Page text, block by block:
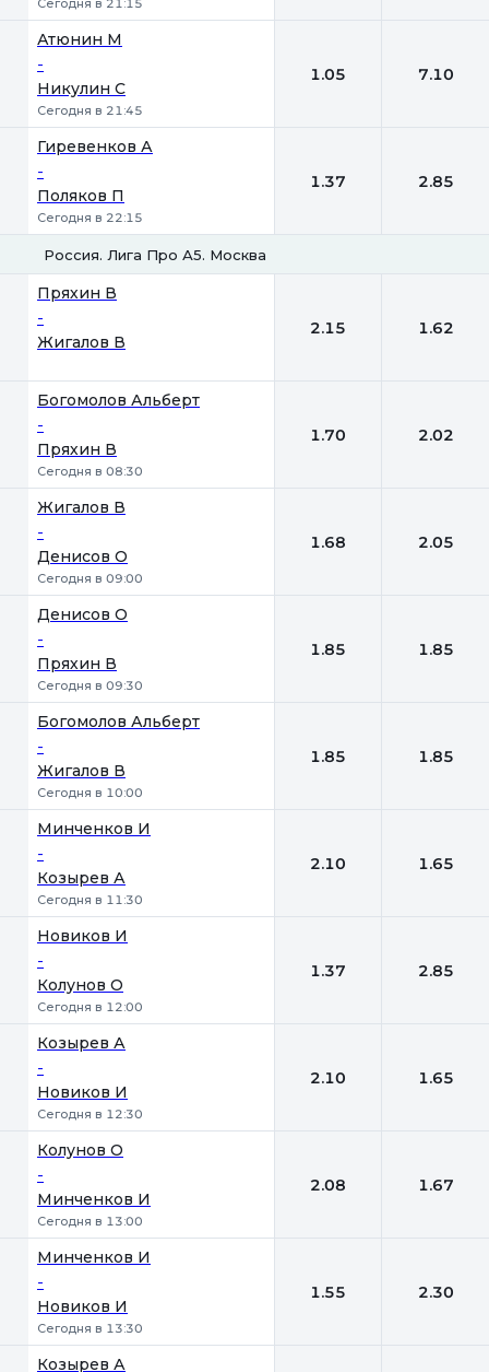
Сегодня в 21:15
Атюнин М
-
Никулин С
Сегодня в 21:45
1.05 7.10
Гиревенков А
-
Поляков П
Сегодня в 22:15
1.37 2.85
Россия. Лига Про А5. Москва
Пряхин В
-
Жигалов В
2.15 1.62
Богомолов Альберт
-
Пряхин В
Сегодня в 08:30
1.70 2.02
Жигалов В
-
Денисов О
Сегодня в 09:00
1.68 2.05
Денисов О
-
Пряхин В
Сегодня в 09:30
1.85 1.85
Богомолов Альберт
-
Жигалов В
Сегодня в 10:00
1.85 1.85
Минченков И
-
Козырев А
Сегодня в 11:30
2.10 1.65
Новиков И
-
Колунов О
Сегодня в 12:00
1.37 2.85
Козырев А
-
Новиков И
Сегодня в 12:30
2.10 1.65
Колунов О
-
Минченков И
Сегодня в 13:00
2.08 1.67
Минченков И
-
Новиков И
Сегодня в 13:30
1.55 2.30
Козырев А